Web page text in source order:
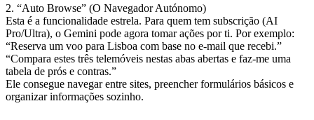
2. “Auto Browse” (O Navegador Autónomo)
Esta é a funcionalidade estrela. Para quem tem subscrição (AI
Pro/Ultra), o Gemini pode agora tomar ações por ti. Por exemplo:
“Reserva um voo para Lisboa com base no e-mail que recebi.”
“Compara estes três telemóveis nestas abas abertas e faz-me uma
tabela de prós e contras.”
Ele consegue navegar entre sites, preencher formulários básicos e
organizar informações sozinho.